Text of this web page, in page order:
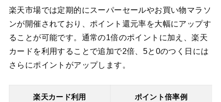
楽天市場では定期的にスーパーセールやお買い物マラソ
ンが開催されており、ポイント還元率を大幅にアップす
ることが可能です。通常の1倍のポイントに加え、楽天
カードを利用することで追加で2倍、5と0のつく日には
さらにポイントがアップします。
楽天カード利用 ポイント倍率例